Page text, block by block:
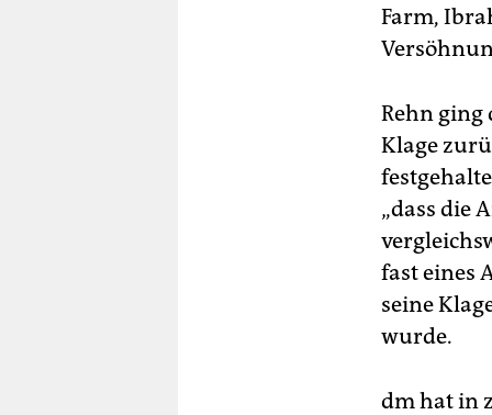
Farm,
Rehn ging
Klage
„dass die
fast eines
seine
wurde.
dm hat in